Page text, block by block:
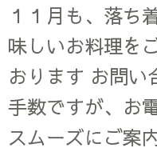
１１月も、落ち
味しいお料理を
おります お問い
手数ですが、お
スムーズにご案